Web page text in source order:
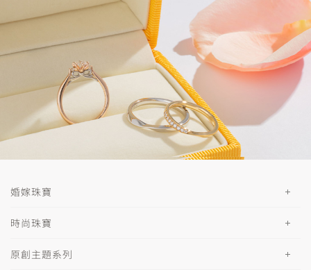
婚嫁珠寶
時尚珠寶
原創主題系列